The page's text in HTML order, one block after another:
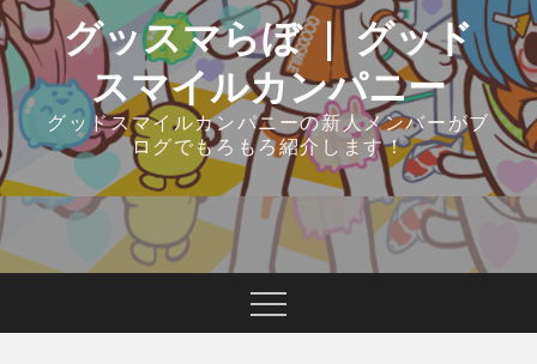
グッスマらぼ ｜ グッド
スマイルカンパニー
グッドスマイルカンパニーの新人メンバーがブ
ログでもろもろ紹介します！